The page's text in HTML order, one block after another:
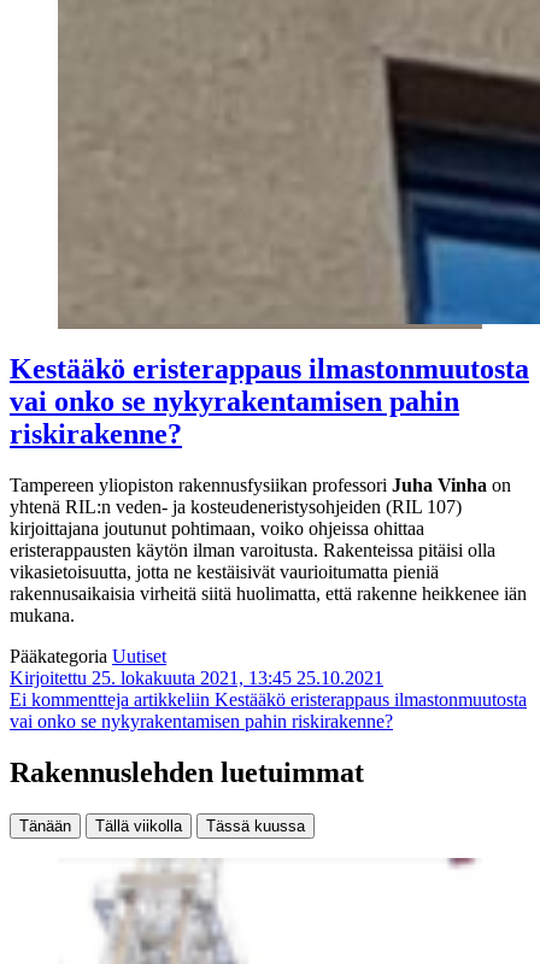
Kestääkö eristerappaus ilmastonmuutosta
vai onko se nykyrakentamisen pahin
riskirakenne?
Tampereen yliopiston rakennusfysiikan professori Juha Vinha on
yhtenä RIL:n veden- ja kosteudeneristysohjeiden (RIL 107)
kirjoittajana joutunut pohtimaan, voiko ohjeissa ohittaa
eristerappausten käytön ilman varoitusta. Rakenteissa pitäisi olla
vikasietoisuutta, jotta ne kestäisivät vaurioitumatta pieniä
rakennusaikaisia virheitä siitä huolimatta, että rakenne heikkenee iän
mukana.
Pääkategoria Uutiset
Kirjoitettu 25. lokakuuta 2021, 13:45 25.10.2021
Ei kommentteja artikkeliin Kestääkö eristerappaus ilmastonmuutosta
vai onko se nykyrakentamisen pahin riskirakenne?
Rakennuslehden luetuimmat
Tänään Tällä viikolla Tässä kuussa